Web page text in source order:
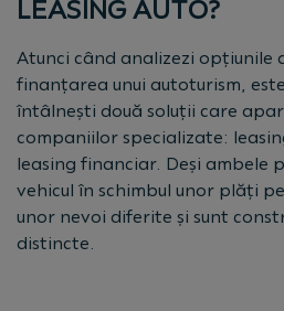
LEASING AUTO?
Atunci când analizezi opțiunile
finanțarea unui autoturism,
întâlnești două soluții care
companiilor specializate:
leasing financiar. Deși ambele
vehicul în schimbul unor plăți
unor nevoi diferite și sunt
distincte.